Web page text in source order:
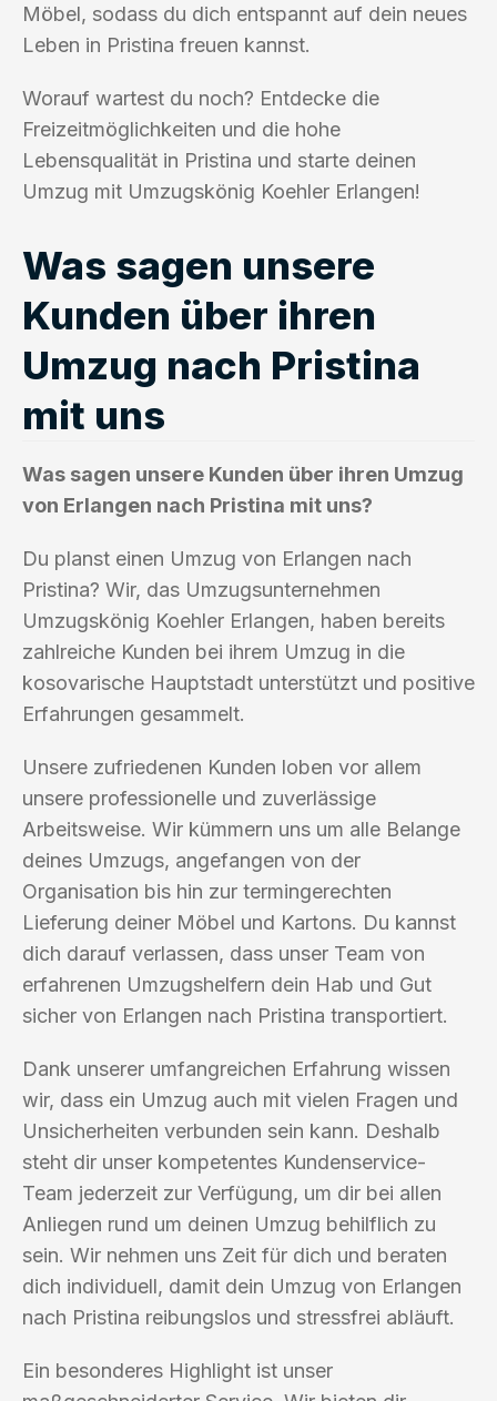
Möbel, sodass du dich entspannt auf dein neues
Leben in Pristina freuen kannst.
Worauf wartest du noch? Entdecke die
Freizeitmöglichkeiten und die hohe
Lebensqualität in Pristina und starte deinen
Umzug mit Umzugskönig Koehler Erlangen!
Was sagen unsere
Kunden über ihren
Umzug nach Pristina
mit uns
Was sagen unsere Kunden über ihren Umzug
von Erlangen nach Pristina mit uns?
Du planst einen Umzug von Erlangen nach
Pristina? Wir, das Umzugsunternehmen
Umzugskönig Koehler Erlangen, haben bereits
zahlreiche Kunden bei ihrem Umzug in die
kosovarische Hauptstadt unterstützt und positive
Erfahrungen gesammelt.
Unsere zufriedenen Kunden loben vor allem
unsere professionelle und zuverlässige
Arbeitsweise. Wir kümmern uns um alle Belange
deines Umzugs, angefangen von der
Organisation bis hin zur termingerechten
Lieferung deiner Möbel und Kartons. Du kannst
dich darauf verlassen, dass unser Team von
erfahrenen Umzugshelfern dein Hab und Gut
sicher von Erlangen nach Pristina transportiert.
Dank unserer umfangreichen Erfahrung wissen
wir, dass ein Umzug auch mit vielen Fragen und
Unsicherheiten verbunden sein kann. Deshalb
steht dir unser kompetentes Kundenservice-
Team jederzeit zur Verfügung, um dir bei allen
Anliegen rund um deinen Umzug behilflich zu
sein. Wir nehmen uns Zeit für dich und beraten
dich individuell, damit dein Umzug von Erlangen
nach Pristina reibungslos und stressfrei abläuft.
Ein besonderes Highlight ist unser